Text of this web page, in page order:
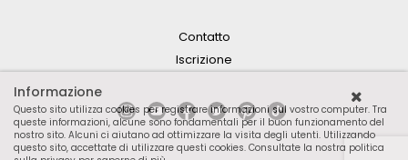
Contatto
Iscrizione
Informazione
Questo sito utilizza cookies per registrare informazioni sul vostro computer. Tra
queste informazioni, alcune sono fondamentali per il buon funzionamento del
nostro sito. Alcuni ci aiutano ad ottimizzare la visita degli utenti. Utilizzando
questo sito, accettate di utilizzare questi cookies. Consultate la nostra politica